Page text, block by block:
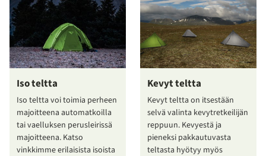
Iso teltta
Iso teltta voi toimia perheen
majoitteena automatkoilla
tai vaelluksen perusleirissä
majoitteena. Katso
vinkkimme erilaisista isoista
Kevyt teltta
Kevyt teltta on itsestään
selvä valinta kevytretkeilijän
reppuun. Kevyestä ja
pieneksi pakkautuvasta
teltasta hyötyy myös